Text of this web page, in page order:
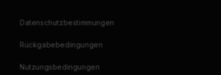
Datenschutzbestimmungen
Rückgabebedingungen
Nutzungsbedingungen